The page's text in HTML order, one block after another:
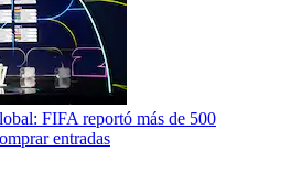
FIFA reportó más de 500
entradas